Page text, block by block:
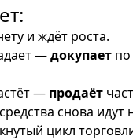
и ждёт роста.
—докупает
— продаёт
снова идут
цикл